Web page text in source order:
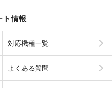
ト情報
対応機種一覧
よくある質問